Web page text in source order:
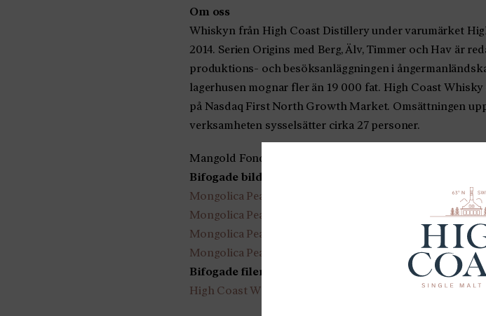
Om oss
Whiskyn från High Coast Distillery under varumärket
2014. Serien Origins med Berg, Älv, Timmer och Hav är
produktions- och besöksanläggningen i
lagerhusen mognar fler än 19 000 fat. High Coast
på Nasdaq First North Growth Market. Omsättningen
verksamheten sysselsätter cirka 27 personer.
Mangold Fondkommission AB är bolagets Certified
Bifogade bilder
Mongolica Peated 1 1200x630
Mongolica Peated 2 1200x630
Mongolica Peated Nt 1 1920x1920
Mongolica Peated Nt 2 1920x1920
Bifogade filer
High Coast Whisky lanserar Mongolica Peated